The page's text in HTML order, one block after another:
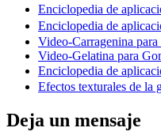
Enciclopedia de
Enciclopedia de
Video-Carragenina para
Video-Gelatina para
Enciclopedia de
Efectos texturales de la
Deja un mensaje